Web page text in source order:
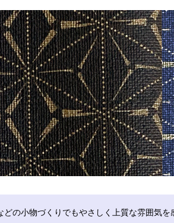
の小物づくりでもやさしく上質な雰囲気を